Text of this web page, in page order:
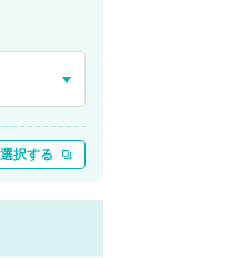
選択する